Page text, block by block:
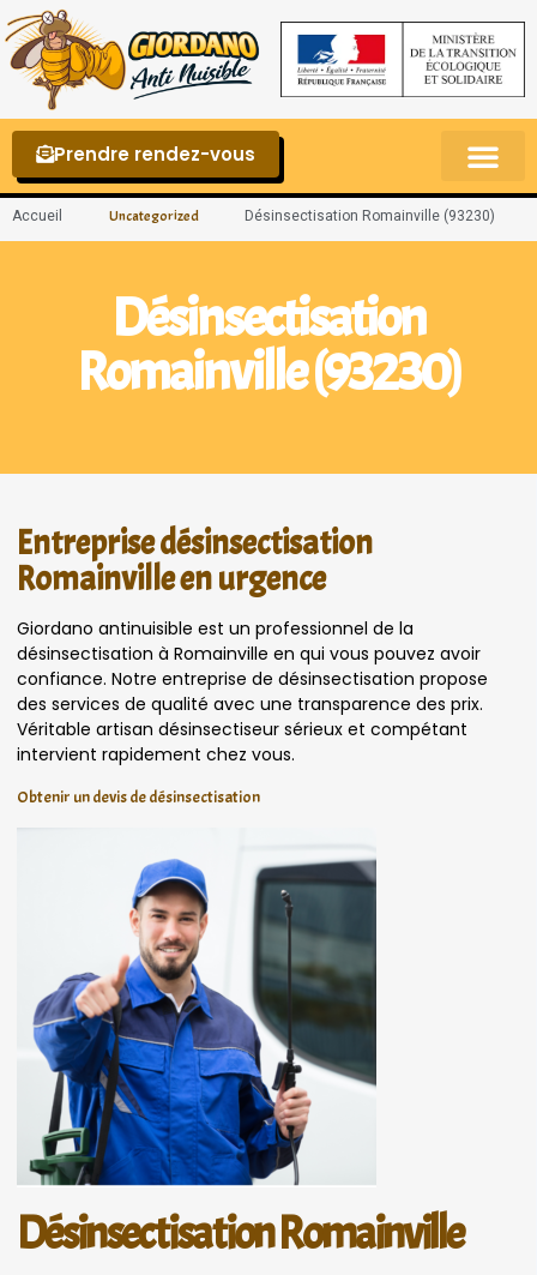
Prendre rendez-vous
Accueil Uncategorized Désinsectisation Romainville (93230)
Désinsectisation
Romainville (93230)
Entreprise désinsectisation
Romainville en urgence
Giordano antinuisible est un professionnel de la
désinsectisation à Romainville en qui vous pouvez avoir
confiance. Notre entreprise de désinsectisation propose
des services de qualité avec une transparence des prix.
Véritable artisan désinsectiseur sérieux et compétant
intervient rapidement chez vous.
Obtenir un devis de désinsectisation
Désinsectisation Romainville